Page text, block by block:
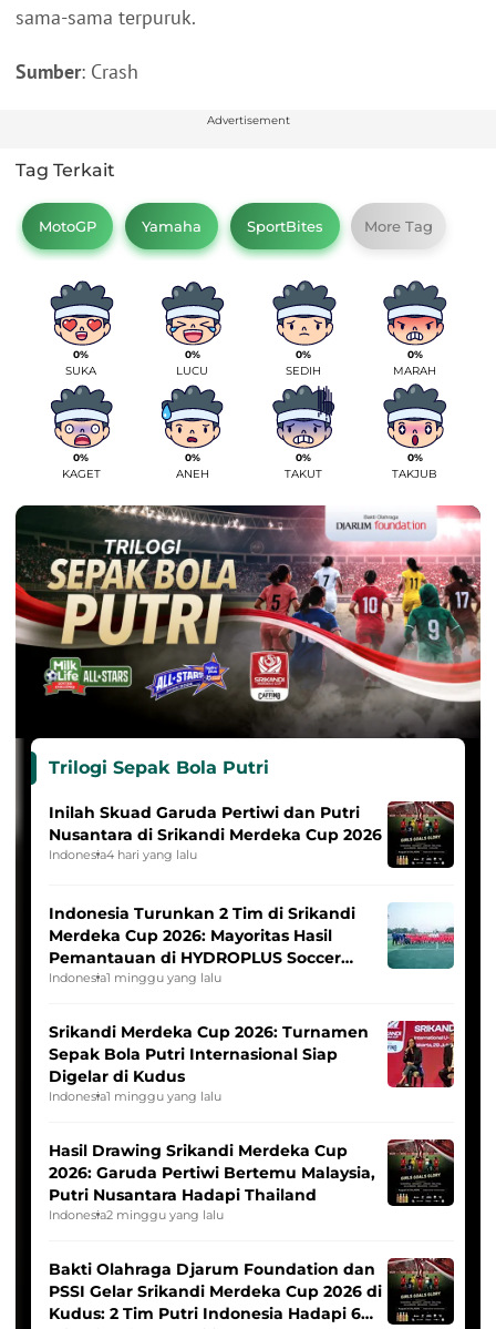
sama-sama terpuruk.
Sumber: Crash
Advertisement
Tag Terkait
MotoGP Yamaha SportBites More Tag
0%
SUKA
0%
LUCU
0%
SEDIH
0%
MARAH
0%
KAGET
0%
ANEH
0%
TAKUT
0%
TAKJUB
Trilogi Sepak Bola Putri
Inilah Skuad Garuda Pertiwi dan Putri
Nusantara di Srikandi Merdeka Cup 2026
Indonesia4 hari yang lalu
Indonesia Turunkan 2 Tim di Srikandi
Merdeka Cup 2026: Mayoritas Hasil
Pemantauan di HYDROPLUS Soccer
League
Indonesia1 minggu yang lalu
Srikandi Merdeka Cup 2026: Turnamen
Sepak Bola Putri Internasional Siap
Digelar di Kudus
Indonesia1 minggu yang lalu
Hasil Drawing Srikandi Merdeka Cup
2026: Garuda Pertiwi Bertemu Malaysia,
Putri Nusantara Hadapi Thailand
Indonesia2 minggu yang lalu
Bakti Olahraga Djarum Foundation dan
PSSI Gelar Srikandi Merdeka Cup 2026 di
Kudus: 2 Tim Putri Indonesia Hadapi 6